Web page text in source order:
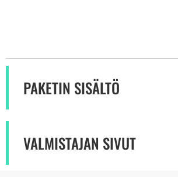
PAKETIN SISÄLTÖ
VALMISTAJAN SIVUT